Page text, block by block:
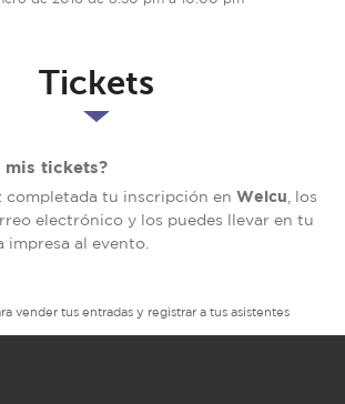
Tickets
mis tickets?
completada tu inscripción en Welcu , los
electrónico y los puedes llevar en tu
impresa al evento.
vender tus entradas y registrar a tus asistentes